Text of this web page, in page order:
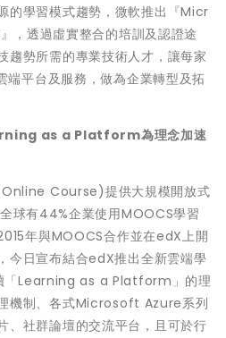
的學習模式趨勢，微軟推出『Micr
透過虛實整合的培訓及認證途
趨勢所需的專業技術人才，讓每家
平台及服務，做為企業轉型及拓
as a Platform為理念加速
Course)提供大規模開放式
球有44%企業使用MOOCS學習
年與MOOCS合作並在edX上開
今日宣布結合edX推出全新雲端學
「Learning as a Platform」的理
機制、各式Microsoft Azure系列
、社群論壇的交流平台，且可於行